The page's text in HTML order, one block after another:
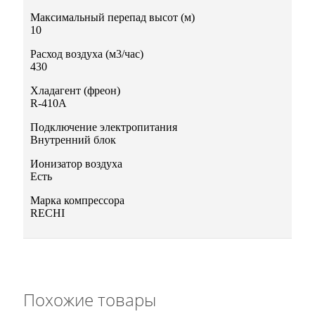
Максимальный перепад высот (м)
10
Расход воздуха (м3/час)
430
Хладагент (фреон)
R-410A
Подключение электропитания
Внутренний блок
Ионизатор воздуха
Есть
Марка компрессора
RECHI
Похожие товары